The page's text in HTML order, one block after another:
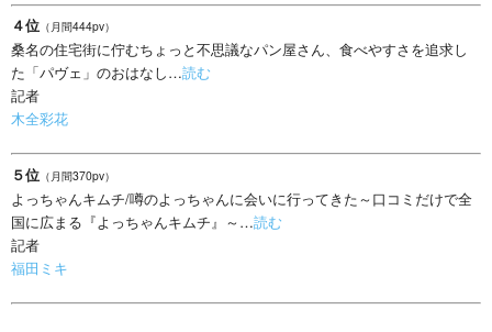
４位 （月間444pv）
桑名の住宅街に佇むちょっと不思議なパン屋さん、食べやすさを追求し
た「パヴェ」のおはなし…読む
記者
木全彩花
５位 （月間370pv）
よっちゃんキムチ/噂のよっちゃんに会いに行ってきた～口コミだけで全
国に広まる『よっちゃんキムチ』～…読む
記者
福田ミキ